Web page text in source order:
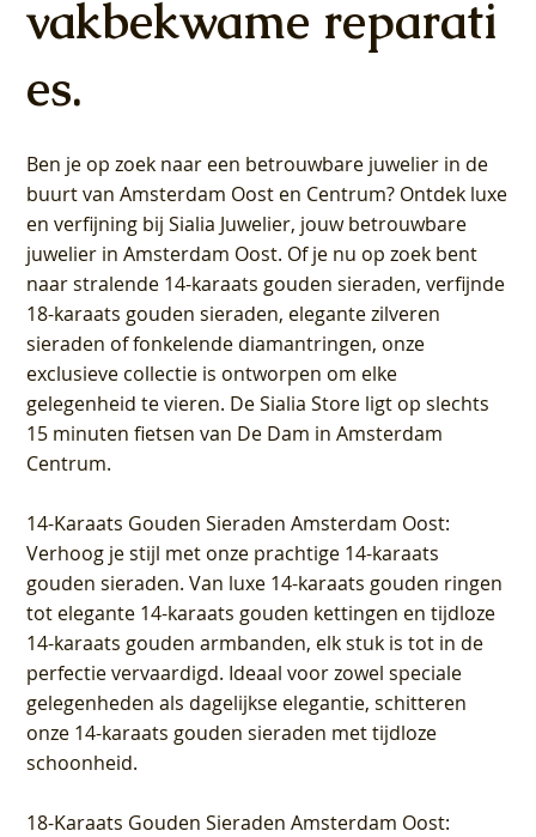
vakbekwame reparati
es.
Ben je op zoek naar een betrouwbare juwelier in de
buurt van Amsterdam Oost en Centrum? Ontdek luxe
en verfijning bij Sialia Juwelier, jouw betrouwbare
juwelier in Amsterdam Oost. Of je nu op zoek bent
naar stralende 14-karaats gouden sieraden, verfijnde
18-karaats gouden sieraden, elegante zilveren
sieraden of fonkelende diamantringen, onze
exclusieve collectie is ontworpen om elke
gelegenheid te vieren. De Sialia Store ligt op slechts
15 minuten fietsen van De Dam in Amsterdam
Centrum.
14-Karaats Gouden Sieraden Amsterdam Oost:
Verhoog je stijl met onze prachtige 14-karaats
gouden sieraden. Van luxe 14-karaats gouden ringen
tot elegante 14-karaats gouden kettingen en tijdloze
14-karaats gouden armbanden, elk stuk is tot in de
perfectie vervaardigd. Ideaal voor zowel speciale
gelegenheden als dagelijkse elegantie, schitteren
onze 14-karaats gouden sieraden met tijdloze
schoonheid.
18-Karaats Gouden Sieraden Amsterdam Oost: